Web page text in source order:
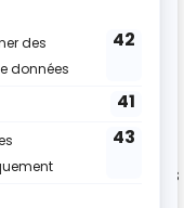
sécurité ;
;
poursuites.
de nos
et le
ainsi que
situés en dehors
des